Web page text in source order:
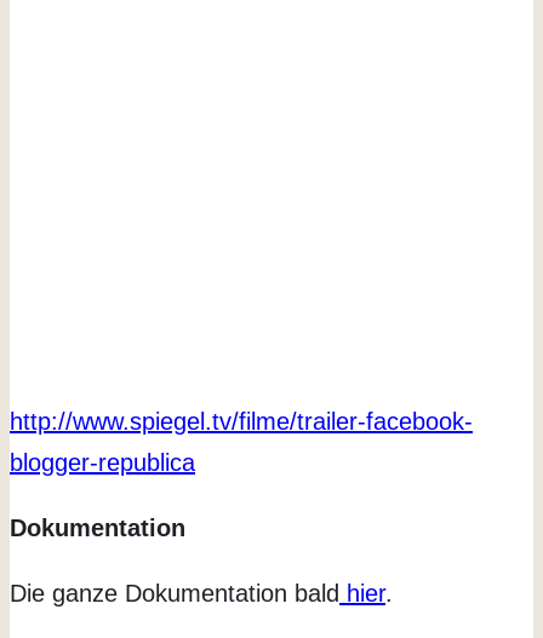
http://www.spiegel.tv/filme/trailer-facebook-
blogger-republica
Dokumentation
Die ganze Dokumentation bald hier.